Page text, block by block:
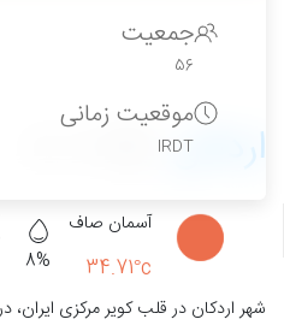
جمعیت
56
موقعیت زمانی
IRDT
اردکان
آسمان صاف
34.71°c
8%